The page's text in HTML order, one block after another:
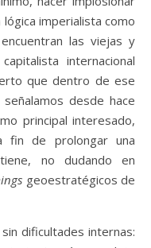
imperialista como
las viejas y
internacional
que dentro de ese
desde hace
principal interesado,
fin de prolongar una
no dudando en
geoestratégicos de
dificultades internas: